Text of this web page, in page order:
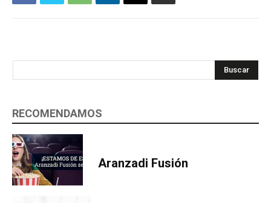
Buscar
RECOMENDAMOS
Aranzadi Fusión